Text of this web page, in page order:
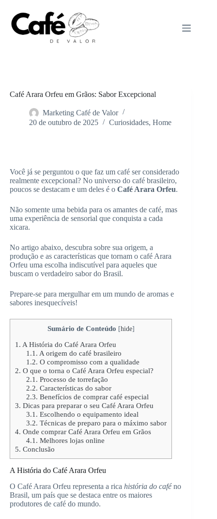
conteúdo
Café Arara Orfeu em Grãos: Sabor Excepcional
Marketing Café de Valor
20 de outubro de 2025
Curiosidades, Home
Você já se perguntou o que faz um café ser considerado
realmente excepcional? No universo do café brasileiro,
poucos se destacam e um deles é o Café Arara Orfeu.
Não somente uma bebida para os amantes de café, mas
uma experiência de sensorial que conquista a cada
xicara.
No artigo abaixo, descubra sobre sua origem, a
produção e as características que tornam o café Arara
Orfeu uma escolha indiscutível para aqueles que
buscam o verdadeiro sabor do Brasil.
Prepare-se para mergulhar em um mundo de aromas e
sabores inesquecíveis!
Sumário de Conteúdo [hide]
1. A História do Café Arara Orfeu
1.1. A origem do café brasileiro
1.2. O compromisso com a qualidade
2. O que o torna o Café Arara Orfeu especial?
2.1. Processo de torrefação
2.2. Características do sabor
2.3. Benefícios de comprar café especial
3. Dicas para preparar o seu Café Arara Orfeu
3.1. Escolhendo o equipamento ideal
3.2. Técnicas de preparo para o máximo sabor
4. Onde comprar Café Arara Orfeu em Grãos
4.1. Melhores lojas online
5. Conclusão
A História do Café Arara Orfeu
O Café Arara Orfeu representa a rica história do caféno
Brasil, um país que se destaca entre os maiores
produtores de café do mundo.